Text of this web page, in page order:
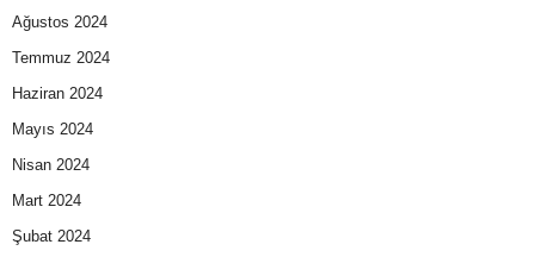
Ağustos 2024
Temmuz 2024
Haziran 2024
Mayıs 2024
Nisan 2024
Mart 2024
Şubat 2024